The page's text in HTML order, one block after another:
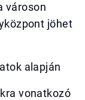
városon
jöhet
alapján
vonatkozó